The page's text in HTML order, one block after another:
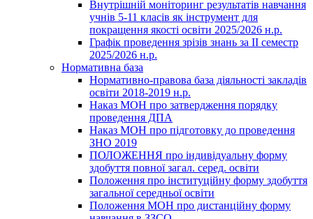
Внутрішній моніторинг результатів навчання
учнів 5-11 класів як інструмент для
покращення якості освіти 2025/2026 н.р.
Графік проведення зрізів знань за ІІ семестр
2025/2026 н.р.
Нормативна база
Нормативно-правова база діяльності закладів
освіти 2018-2019 н.р.
Наказ МОН про затвердження порядку
проведення ДПА
Наказ МОН про підготовку до проведення
ЗНО 2019
ПОЛОЖЕННЯ про індивідуальну форму
здобуття повної загал. серед. освіти
Положення про інституційну форму здобуття
загальної середньої освіти
Положення МОН про дистанційну форму